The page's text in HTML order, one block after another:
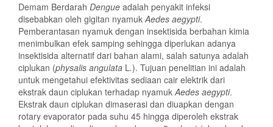
Demam Berdarah Dengue adalah penyakit infeksi
disebabkan oleh gigitan nyamukAedes aegypti.
Pemberantasan nyamuk dengan insektisida berbahan kimia
menimbulkan efek samping sehingga diperlukan adanya
insektisida alternatif dari bahan alami, salah satunya adalah
ciplukan (physalis angulata L.). Tujuan penelitian ini adalah
untuk mengetahui efektivitas sediaan cair elektrik dari
ekstrak daun ciplukan terhadap nyamukAedes aegypti.
Ekstrak daun ciplukan dimaserasi dan diuapkan dengan
rotary evaporator pada suhu 45 hingga diperoleh ekstrak